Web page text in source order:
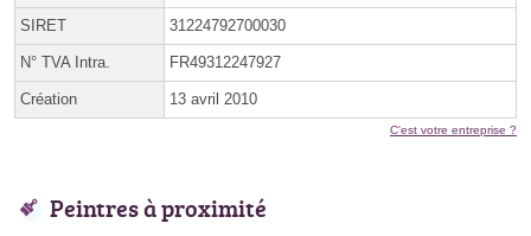
SIRET 31224792700030
N° TVA Intra. FR49312247927
Création 13 avril 2010
C'est votre entreprise ?
Peintres à proximité